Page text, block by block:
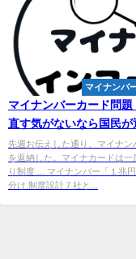
マイナンバ
マイナンバーカード問題
直す気がないなら国民が
動を起こすしかない
先週お伝えした通り、マイナン
を返納した。マイナカードは一
り制度 ... マイナンバー「１兆
分け 制度設計７社と...